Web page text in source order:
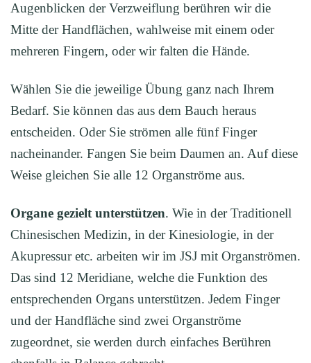
Augenblicken der Verzweiflung berühren wir die
Mitte der Handflächen, wahlweise mit einem oder
mehreren Fingern, oder wir falten die Hände.
Wählen Sie die jeweilige Übung ganz nach Ihrem
Bedarf. Sie können das aus dem Bauch heraus
entscheiden. Oder Sie strömen alle fünf Finger
nacheinander. Fangen Sie beim Daumen an. Auf diese
Weise gleichen Sie alle 12 Organströme aus.
Organe gezielt unterstützen. Wie in der Traditionell
Chinesischen Medizin, in der Kinesiologie, in der
Akupressur etc. arbeiten wir im JSJ mit Organströmen.
Das sind 12 Meridiane, welche die Funktion des
entsprechenden Organs unterstützen. Jedem Finger
und der Handfläche sind zwei Organströme
zugeordnet, sie werden durch einfaches Berühren